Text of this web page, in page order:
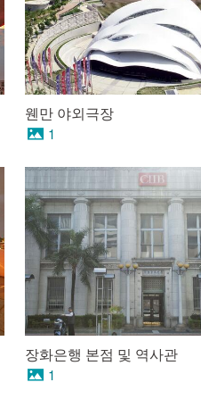
웬만 야외극장
1
장화은행 본점 및 역사관
1